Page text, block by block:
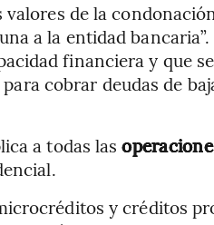
de la
a la entidad
financiera y que
cobrar deudas de
a todas las
y créditos